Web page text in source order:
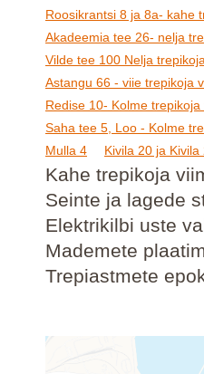
Roosikrantsi 8 ja 8a- kahe
Akadeemia tee 26- nelja
Vilde tee 100 Nelja
Astangu 66 - viie trepikoja
Redise 10- Kolme
Saha tee 5, Loo - Kolme
Mulla 4
Kivila 20 ja
Kahe trepikoja
Seinte ja lagede
Elektrikilbi uste
Mademete
Trepiastmete